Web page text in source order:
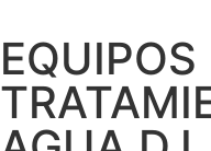
EQUIPOS